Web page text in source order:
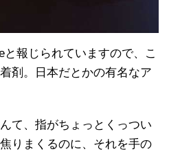
報じられていますので、こ
剤。日本だとかの有名なア
て、指がちょっとくっつい
りまくるのに、それを手の